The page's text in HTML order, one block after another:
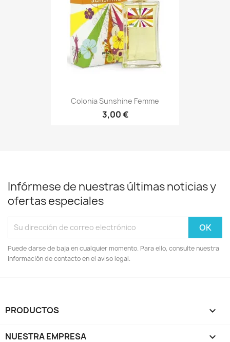
Colonia Sunshine Femme
3,00 €
Infórmese de nuestras últimas noticias y
ofertas especiales
Puede darse de baja en cualquier momento. Para ello, consulte nuestra
información de contacto en el aviso legal.
PRODUCTOS 
NUESTRA EMPRESA 